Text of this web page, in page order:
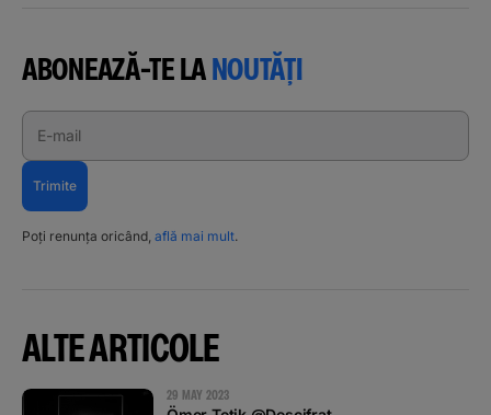
ABONEAZĂ-TE LANOUTĂȚI
E-mail
Trimite
Poți renunța oricând, află mai mult.
ALTE ARTICOLE
29 MAY 2023